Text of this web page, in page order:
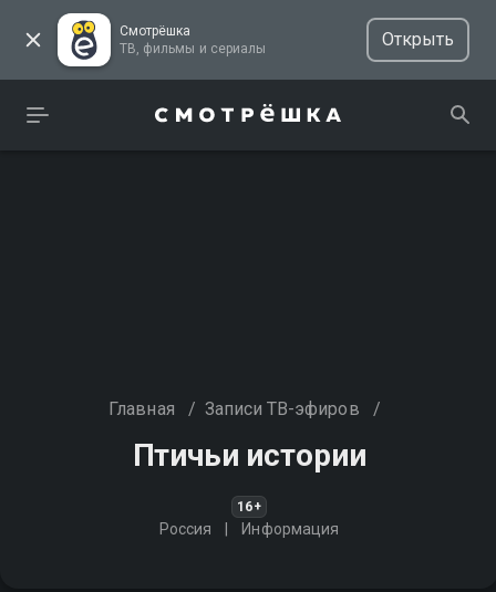
Смотрёшка
ТВ, фильмы и сериалы
Открыть
Главная / Записи ТВ-эфиров /
Птичьи истории
16+
Россия Информация